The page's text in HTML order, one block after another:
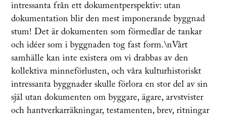
intressanta från ett dokumentperspektiv: utan
dokumentation blir den mest imponerande byggnad
stum! Det är dokumenten som förmedlar de tankar
och idéer som i byggnaden tog fast form.\nVårt
samhälle kan inte existera om vi drabbas av den
kollektiva minneförlusten, och våra kulturhistoriskt
intressanta byggnader skulle förlora en stor del av sin
själ utan dokumenten om byggare, ägare, arvstvister
och hantverkarräkningar, testamenten, brev, ritningar